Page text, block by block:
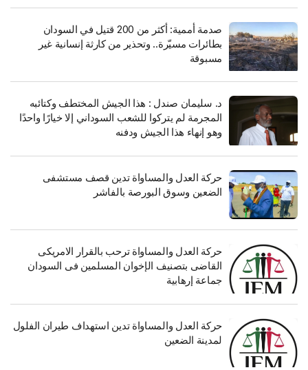
صدمة أممية: أكثر من 200 قتيل في السودان
بطائرات مسيّرة.. وتحذير من كارثة إنسانية غير
مسبوقة
د. سليمان صندل : هذا الجيش المختطف وكتائبه
المجرمة لم يتركوا للشعب السوداني إلا خيارًا واحدًا
وهو إنهاء هذا الجيش ودفنه
حركة العدل والمساواة تدين قصف مستشفى
الضعين وسوق البورصة بالفاشر
حركة العدل والمساواة ترحب بالقرار الامريكى
القاضى بتصنيف الإخوان المسلمين فى السودان
جماعة إرهابية
حركة العدل والمساواة تدين استهداف طيران الفلول
لمدينة الضعين